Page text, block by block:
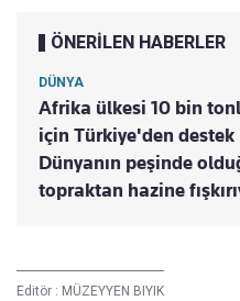
ÖNERİLEN HABERLER
DÜNYA
Afrika ülkesi 10 bin
için Türkiye'den destek
Dünyanın peşinde
topraktan hazine
Editör : MÜZEYYEN BIYIK